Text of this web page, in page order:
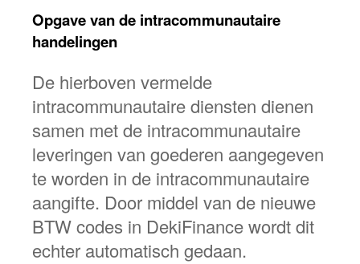
Opgave van de intracommunautaire
handelingen
De hierboven vermelde
intracommunautaire diensten dienen
samen met de intracommunautaire
leveringen van goederen aangegeven
te worden in de intracommunautaire
aangifte. Door middel van de nieuwe
BTW codes in DekiFinance wordt dit
echter automatisch gedaan.